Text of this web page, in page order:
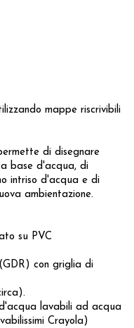
mappe riscrivibili
di disegnare
base d'acqua, di
intriso d'acqua e di
ambientazione.
su PVC
con griglia di
lavabili ad acqua
Crayola)